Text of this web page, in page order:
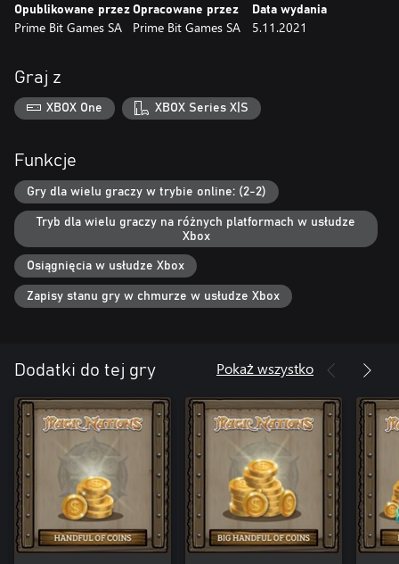
Opublikowane przez
Prime Bit Games SA
Opracowane przez
Prime Bit Games SA
Data wydania
5.11.2021
Graj z
XBOX One XBOX Series X|S
Funkcje
Gry dla wielu graczy w trybie online: (2-2)
Tryb dla wielu graczy na różnych platformach w usłudze
Xbox
Osiągnięcia w usłudze Xbox
Zapisy stanu gry w chmurze w usłudze Xbox
Dodatki do tej gry Pokaż wszystko